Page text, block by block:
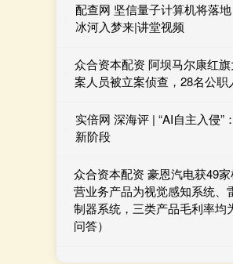
配查网 坚信量子计算机将落
冰河入梦来|讲堂视频
众合资本配资 阿坝马尔康红
案人员被立案侦查，28名公职
实倍网 深海评 | “AI自主入侵”
新阶段
众合资本配资 豪恩汽电获49
营业务产品为视觉感知系统、
制器系统，三类产品毛利率均
问答）